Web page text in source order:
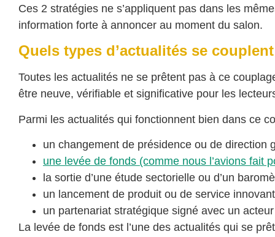
Ces 2 stratégies ne s’appliquent pas dans les
information forte à annoncer au moment du salon.
Quels types d’actualités se
Toutes les actualités ne se prêtent pas à ce
être neuve, vérifiable et significative pour les
Parmi les actualités qui fonctionnent bien dans ce
un changement de présidence ou de direction
une levée de fonds (comme nous l’avions fait
la sortie d’une étude sectorielle ou d’un
un lancement de produit ou de service
un partenariat stratégique signé avec un
La levée de fonds est l’une des actualités qui se